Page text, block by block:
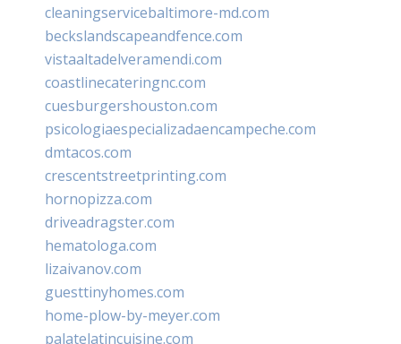
cleaningservicebaltimore-md.com
beckslandscapeandfence.com
vistaaltadelveramendi.com
coastlinecateringnc.com
cuesburgershouston.com
psicologiaespecializadaencampeche.com
dmtacos.com
crescentstreetprinting.com
hornopizza.com
driveadragster.com
hematologa.com
lizaivanov.com
guesttinyhomes.com
home-plow-by-meyer.com
palatelatincuisine.com